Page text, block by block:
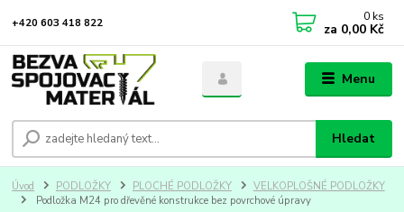
Menu
Hledat
+420 603 418 822 0 ks
za 0,00 Kč
Úvod PODLOŽKY PLOCHÉ PODLOŽKY
VELKOPLOŠNÉ PODLOŽKY
Podložka M24 pro dřevěné konstrukce bez povrchové úpravy